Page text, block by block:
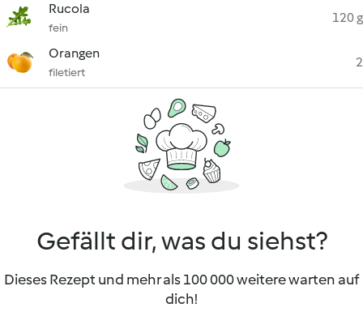
Rucola
fein
120 g
Orangen
filetiert
2
Gefällt dir, was du siehst?
Dieses Rezept und mehr als 100 000 weitere warten auf
dich!